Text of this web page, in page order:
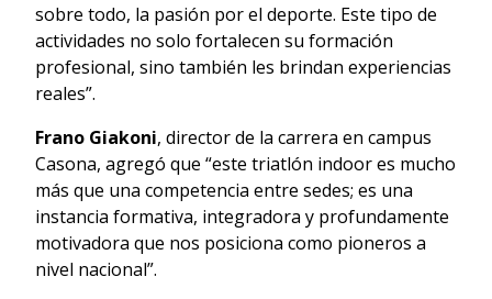
sobre todo, la pasión por el deporte. Este tipo de
actividades no solo fortalecen su formación
profesional, sino también les brindan experiencias
reales”.
Frano Giakoni, director de la carrera en campus
Casona, agregó que “este triatlón indoor es mucho
más que una competencia entre sedes; es una
instancia formativa, integradora y profundamente
motivadora que nos posiciona como pioneros a
nivel nacional”.